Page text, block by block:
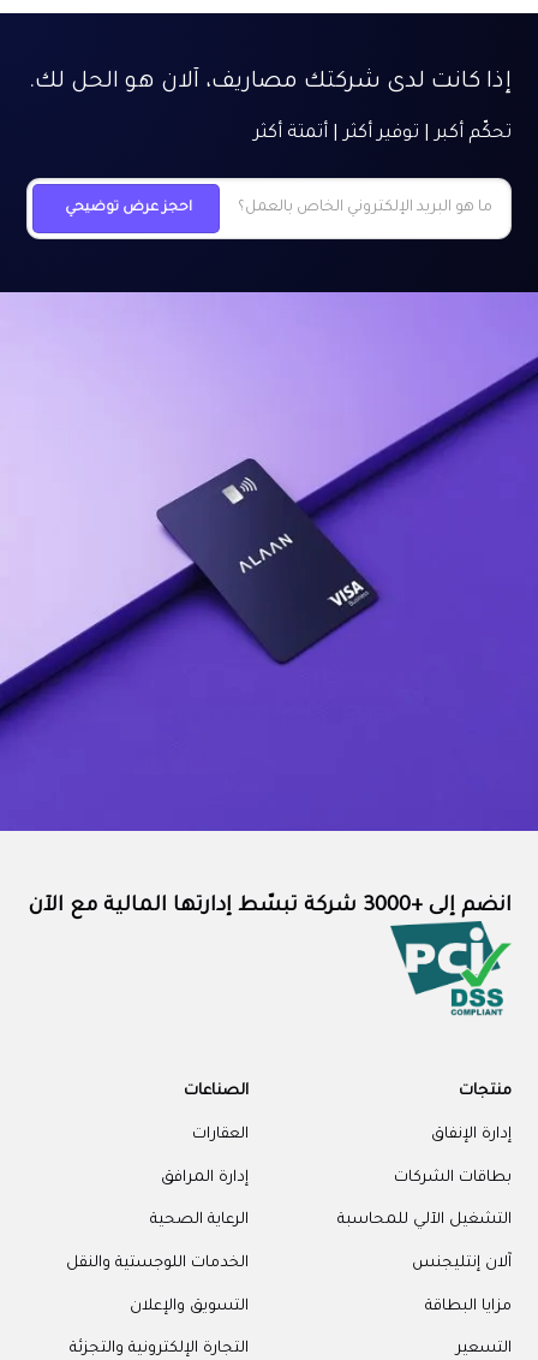
إذا كانت لدى شركتك مصاريف، آلان هو الحل لك.
تحكّم أكبر | توفير أكثر | أتمتة أكثر
انضم إلى +3000 شركة تبسّط إدارتها المالية مع الآن
منتجات
إدارة الإنفاق
بطاقات الشركات
التشغيل الآلي للمحاسبة
آلان إنتليجنس
مزايا البطاقة
التسعير
الصناعات
العقارات
إدارة المرافق
الرعاية الصحية
الخدمات اللوجستية والنقل
التسويق والإعلان
التجارة الإلكترونية والتجزئة